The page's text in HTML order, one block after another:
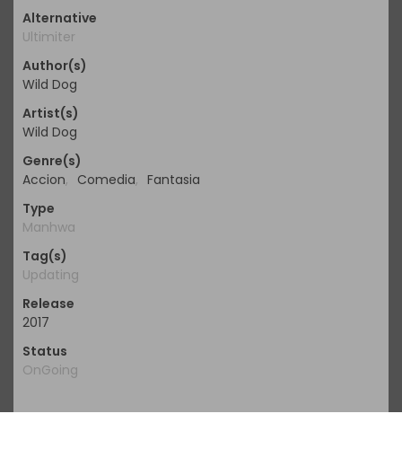
Alternative
Ultimiter
Author(s)
Wild Dog
Artist(s)
Wild Dog
Genre(s)
Accion, Comedia, Fantasia
Type
Manhwa
Tag(s)
Updating
Release
2017
Status
OnGoing